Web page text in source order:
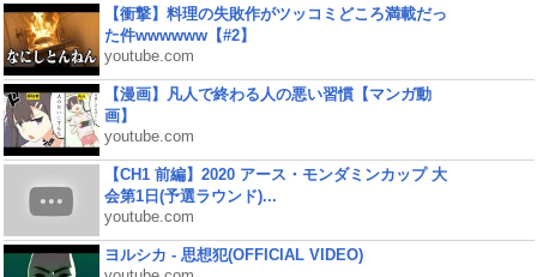
【衝撃】料理の失敗作がツッコミどころ満載だっ
た件wwwwww【#2】
youtube.com
【漫画】凡人で終わる人の悪い習慣【マンガ動
画】
youtube.com
【CH1 前編】2020 アース・モンダミンカップ 大
会第1日(予選ラウンド)...
youtube.com
ヨルシカ - 思想犯(OFFICIAL VIDEO)